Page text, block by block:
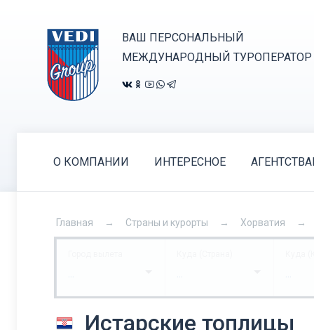
ВАШ ПЕРСОНАЛЬНЫЙ
МЕЖДУНАРОДНЫЙ ТУРОПЕРАТОР
О КОМПАНИИ ИНТЕРЕСНОЕ
Главная Страны и курорты Хорватия
... ... ...
Истарские топлицы